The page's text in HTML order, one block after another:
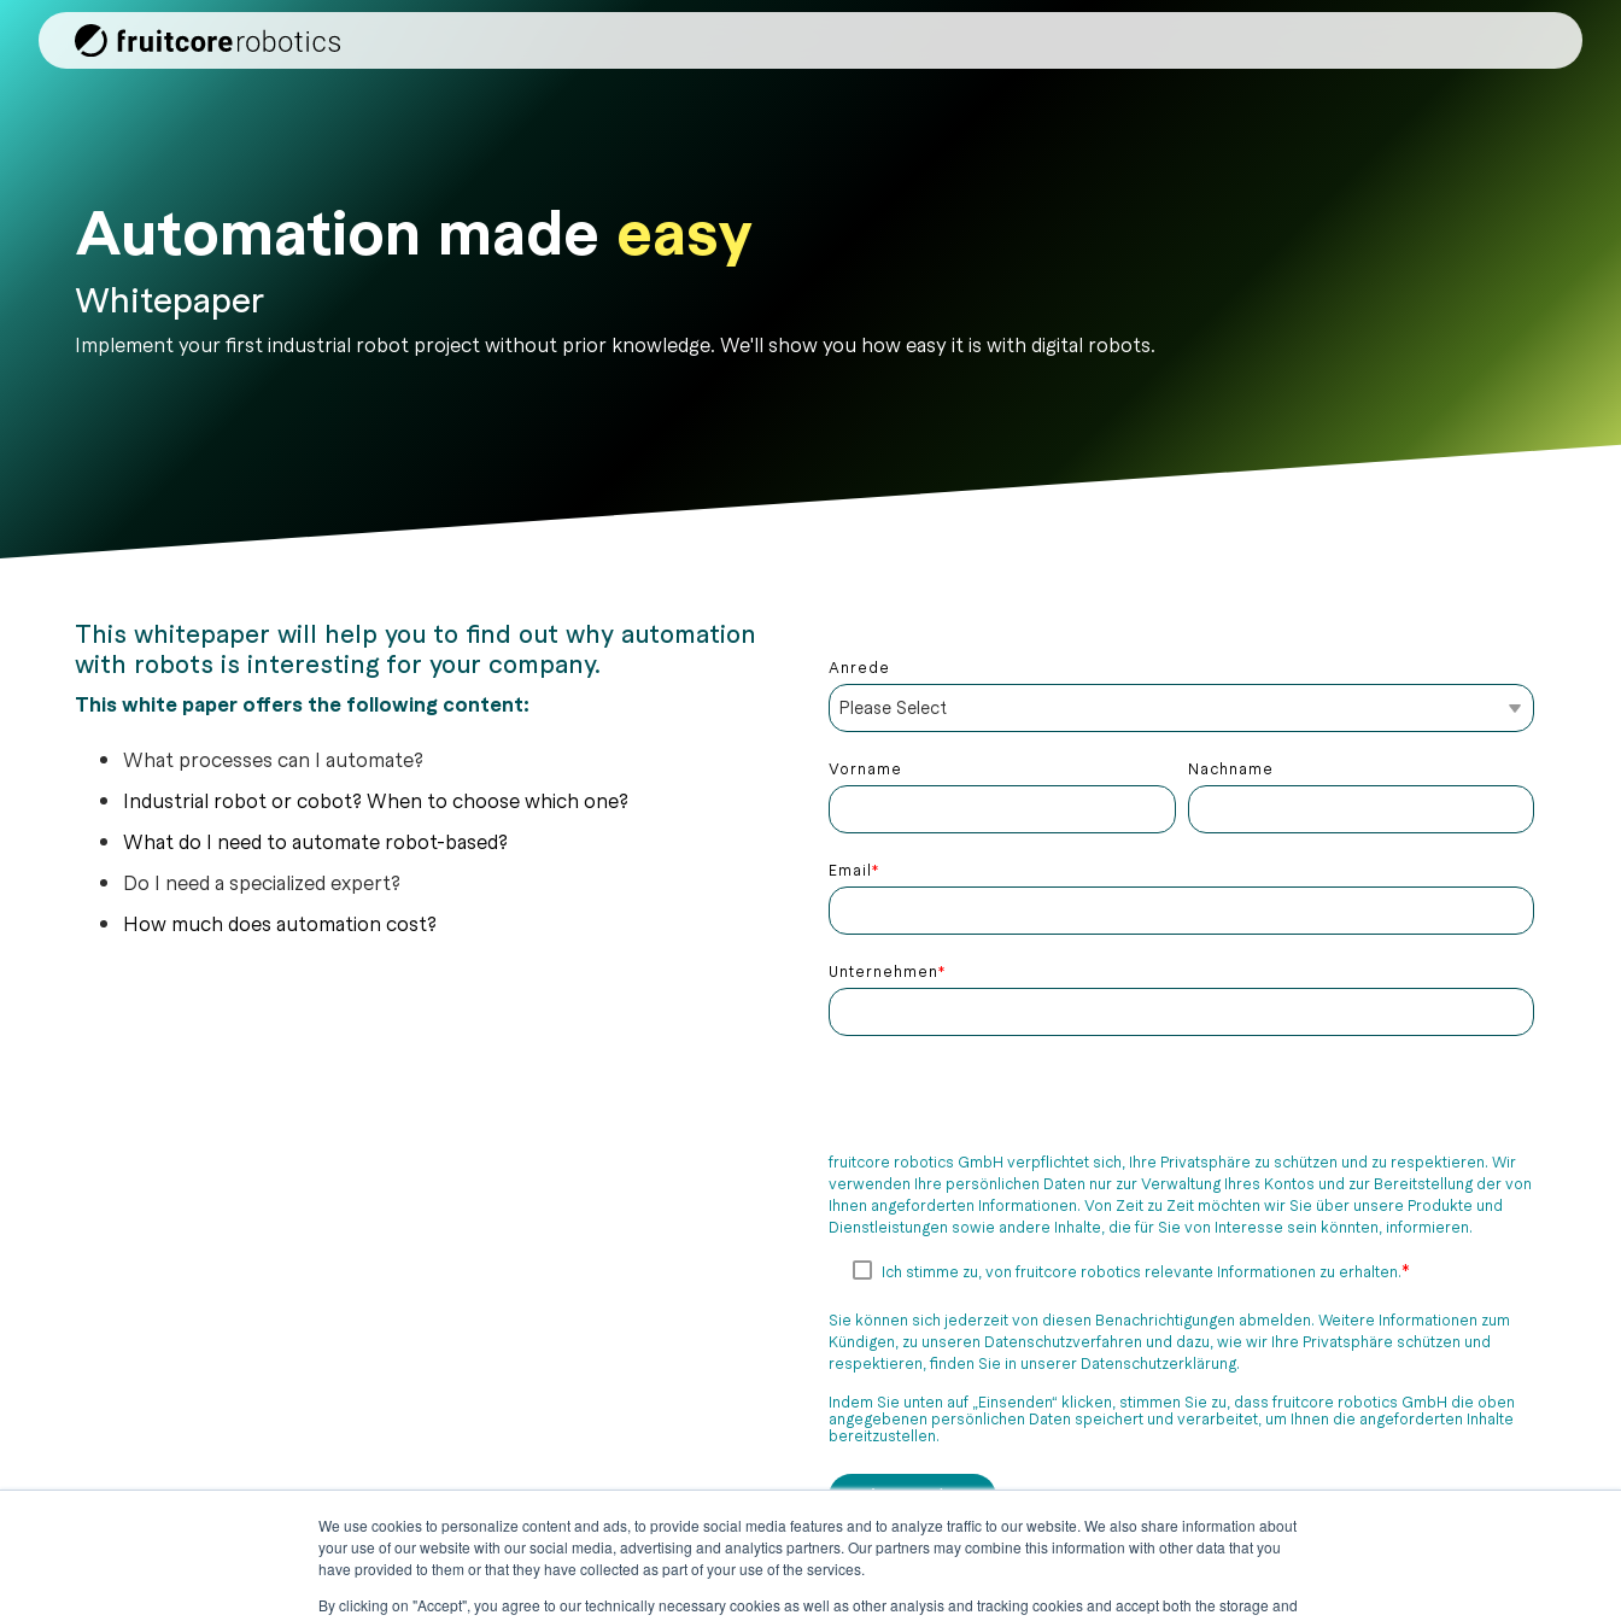
We use cookies to personalize content and ads, to provide social media features and to analyze traffic to our website. We also share information about
your use of our website with our social media, advertising and analytics partners. Our partners may combine this information with other data that you
have provided to them or that they have collected as part of your use of the services.
By clicking on "Accept", you agree to our technically necessary cookies as well as other analysis and tracking cookies and accept both the storage and
Automation made easy
Whitepaper
Implement your first industrial robot project without prior knowledge. We'll show you how easy it is with digital robots.
This whitepaper will help you to find out why automation
with robots is interesting for your company.
This white paper offers the following content:
What processes can I automate?
​Industrial robot or cobot? When to choose which one?
​What do I need to automate robot-based?
Do I need a specialized expert?
​How much does automation cost?
Anrede
Vorname Nachname
Email*
Unternehmen*
fruitcore robotics GmbH verpflichtet sich, Ihre Privatsphäre zu schützen und zu respektieren. Wir
verwenden Ihre persönlichen Daten nur zur Verwaltung Ihres Kontos und zur Bereitstellung der von
Ihnen angeforderten Informationen. Von Zeit zu Zeit möchten wir Sie über unsere Produkte und
Dienstleistungen sowie andere Inhalte, die für Sie von Interesse sein könnten, informieren.
Ich stimme zu, von fruitcore robotics relevante Informationen zu erhalten.*
Sie können sich jederzeit von diesen Benachrichtigungen abmelden. Weitere Informationen zum
Kündigen, zu unseren Datenschutzverfahren und dazu, wie wir Ihre Privatsphäre schützen und
respektieren, finden Sie in unserer Datenschutzerklärung.
Indem Sie unten auf „Einsenden“ klicken, stimmen Sie zu, dass fruitcore robotics GmbH die oben
angegebenen persönlichen Daten speichert und verarbeitet, um Ihnen die angeforderten Inhalte
bereitzustellen.